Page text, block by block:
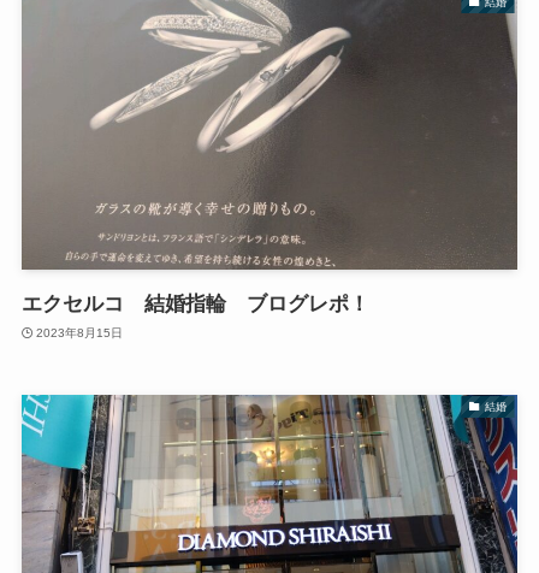
エクセルコ 結婚指輪 ブログレポ！
2023年8月15日
結婚